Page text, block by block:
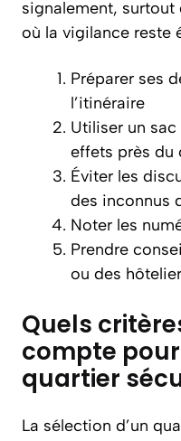
signalement, surtout
où la vigilance reste
Préparer ses
l’itinéraire
Utiliser un
effets près du
Éviter les
des inconnus
Noter les
Prendre
ou des
Quels
compte
quartier
La sélection d’un